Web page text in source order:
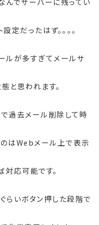
定だったはず。。。。
ルが多すぎてメールサ
と思われます。
過去メール削除して時
はWebメール上で表示
対応可能です。
らいボタン押した段階で